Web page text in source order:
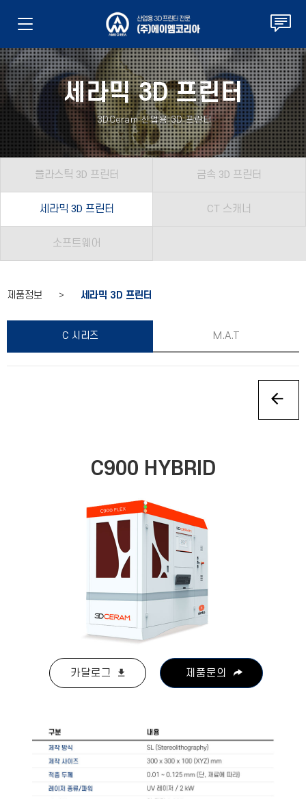
세라믹 3D 프린터
3DCeram 산업용 3D 프린터
플라스틱 3D 프린터 금속 3D 프린터
세라믹 3D 프린터 CT 스캐너
소프트웨어
제품정보 > 세라믹 3D 프린터
C 시리즈 M.A.T
C900 HYBRID
카달로그 제품문의